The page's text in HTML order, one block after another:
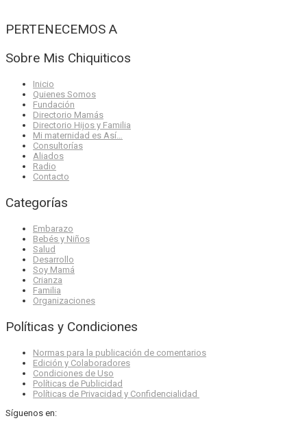
PERTENECEMOS A
Sobre Mis Chiquiticos
Inicio
Quienes Somos
Fundación
Directorio Mamás
Directorio Hijos y Familia
Mi maternidad es Así…
Consultorías
Aliados
Radio
Contacto
Categorías
Embarazo
Bebés y Niños
Salud
Desarrollo
Soy Mamá
Crianza
Familia
Organizaciones
Políticas y Condiciones
Normas para la publicación de comentarios
Edición y Colaboradores
Condiciones de Uso
Políticas de Publicidad
Políticas de Privacidad y Confidencialidad
Síguenos en: